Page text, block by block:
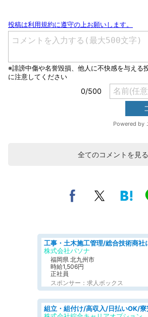
全てのコメントを見る
株式会社パソナ
福岡県 北九州市
時給1,506円
正社員
スポンサー：求人ボックス